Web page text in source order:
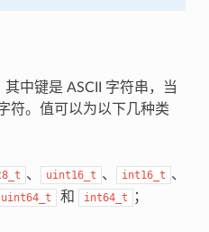
中键是 ASCII 字符串，当
符。值可以为以下几种类
、 uint16_t 、 int16_t 、
uint64_t 和 int64_t
；